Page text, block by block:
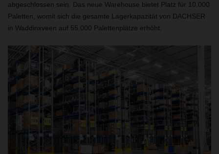
abgeschlossen sein. Das neue Warehouse bietet Platz für 10.000
Paletten, womit sich die gesamte Lagerkapazität von DACHSER
in Waddinxveen auf 55.000 Palettenplätze erhöht.